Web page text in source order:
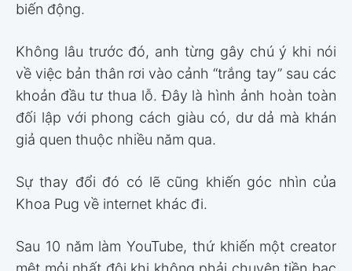
biến động.
Không lâu trước đó, anh từng gây chú ý khi nói
về việc bản thân rơi vào cảnh “trắng tay” sau các
khoản đầu tư thua lỗ. Đây là hình ảnh hoàn toàn
đối lập với phong cách giàu có, dư dả mà khán
giả quen thuộc nhiều năm qua.
Sự thay đổi đó có lẽ cũng khiến góc nhìn của
Khoa Pug về internet khác đi.
Sau 10 năm làm YouTube, thứ khiến một creator